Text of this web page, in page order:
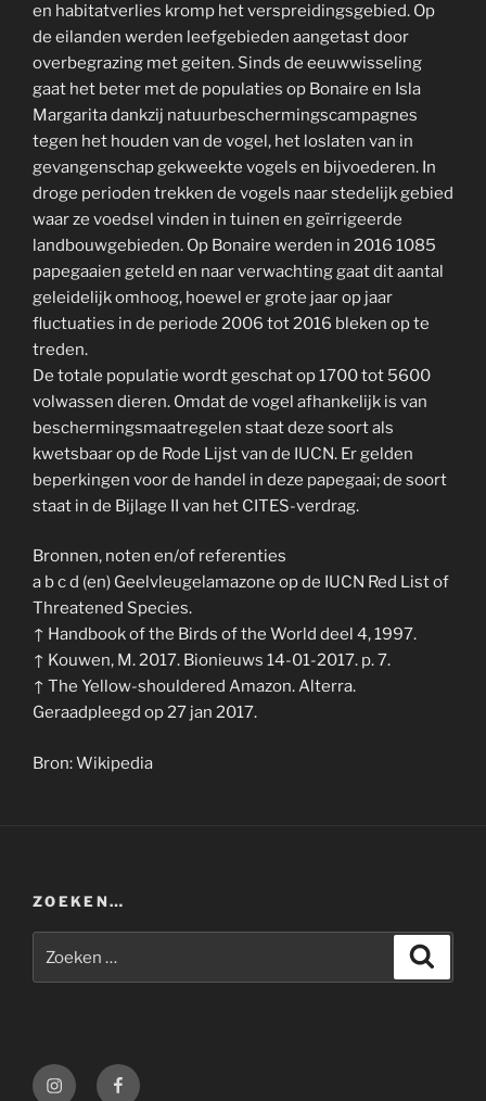
en habitatverlies kromp het verspreidingsgebied. Op
de eilanden werden leefgebieden aangetast door
overbegrazing met geiten. Sinds de eeuwwisseling
gaat het beter met de populaties op Bonaire en Isla
Margarita dankzij natuurbeschermingscampagnes
tegen het houden van de vogel, het loslaten van in
gevangenschap gekweekte vogels en bijvoederen. In
droge perioden trekken de vogels naar stedelijk gebied
waar ze voedsel vinden in tuinen en geïrrigeerde
landbouwgebieden. Op Bonaire werden in 2016 1085
papegaaien geteld en naar verwachting gaat dit aantal
geleidelijk omhoog, hoewel er grote jaar op jaar
fluctuaties in de periode 2006 tot 2016 bleken op te
treden.
De totale populatie wordt geschat op 1700 tot 5600
volwassen dieren. Omdat de vogel afhankelijk is van
beschermingsmaatregelen staat deze soort als
kwetsbaar op de Rode Lijst van de IUCN. Er gelden
beperkingen voor de handel in deze papegaai; de soort
staat in de Bijlage II van het CITES-verdrag.
Bronnen, noten en/of referenties
a b c d (en) Geelvleugelamazone op de IUCN Red List of
Threatened Species.
↑ Handbook of the Birds of the World deel 4, 1997.
↑ Kouwen, M. 2017. Bionieuws 14-01-2017. p. 7.
↑ The Yellow-shouldered Amazon. Alterra.
Geraadpleegd op 27 jan 2017.
Bron: Wikipedia
ZOEKEN…
InstagramFacebook